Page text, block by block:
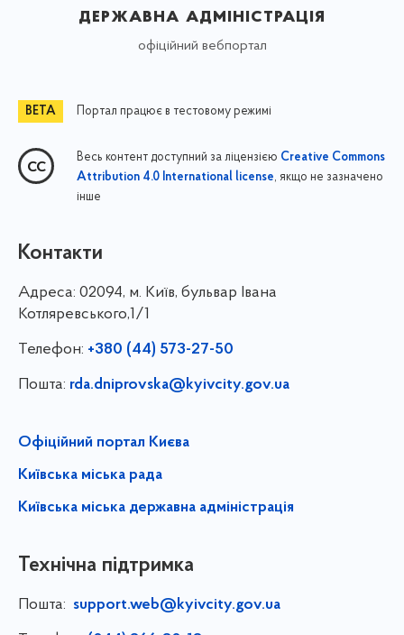
державна адміністрація
офіційний вебпортал
Портал працює в тестовому режимі
Весь контент доступний за ліцензією Creative Commons
Attribution 4.0 International license, якщо не зазначено
інше
Контакти
Адреса: 02094, м. Київ, бульвар Івана
Котляревського,1/1
Телефон: +380 (44) 573-27-50
Пошта: rda.dniprovska@kyivcity.gov.ua
Офіційний портал Києва
Київська міська рада
Київська міська державна адміністрація
Технічна підтримка
Пошта: support.web@kyivcity.gov.ua